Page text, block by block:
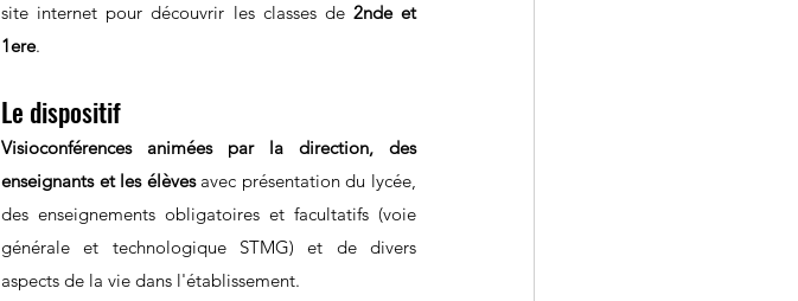
site internet pour découvrir les classes de 2nde et
1ere.
Le dispositif
Visioconférences animées par la direction, des
enseignants et les élèves avec présentation du lycée,
des enseignements obligatoires et facultatifs (voie
générale et technologique STMG) et de divers
aspects de la vie dans l'établissement.